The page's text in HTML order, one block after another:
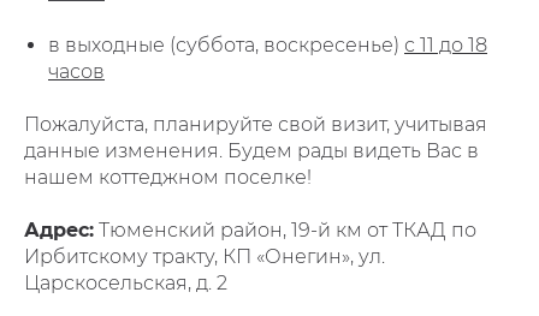
в выходные (суббота, воскресенье) с 11 до 18
часов
Пожалуйста, планируйте свой визит, учитывая
данные изменения. Будем рады видеть Вас в
нашем коттеджном поселке!
Адрес: Тюменский район, 19-й км от ТКАД по
Ирбитскому тракту, КП «Онегин», ул.
Царскосельская, д. 2